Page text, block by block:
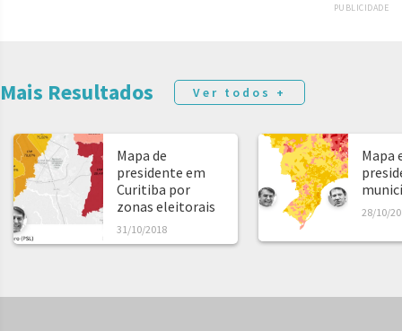
PUBLICIDADE
Mais Resultados Ver todos +
Mapa de
presidente em
Curitiba por
zonas eleitorais
31/10/2018
Mapa
28/10/